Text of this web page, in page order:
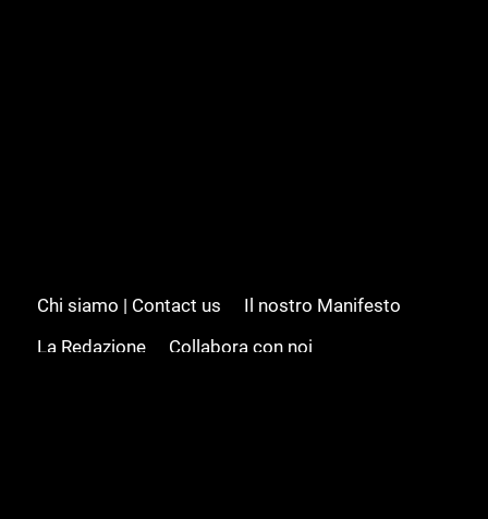
Chi siamo | Contact us
Il nostro Manifesto
La Redazione
Collabora con noi